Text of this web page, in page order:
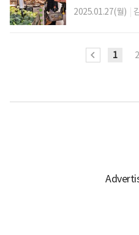
2025.01.27(월)
1 2